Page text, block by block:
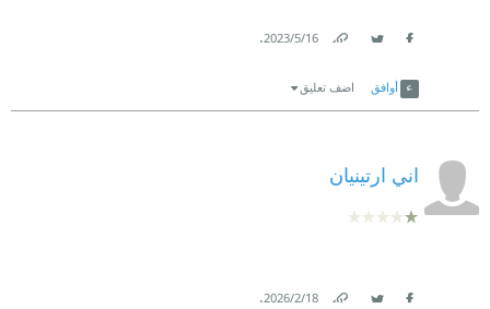
16‏/5‏/2023
.
أوافق اضف تعليق
اني ارتينيان
18‏/2‏/2026
.